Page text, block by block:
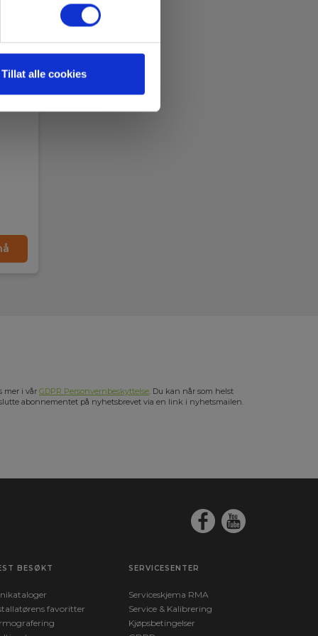
Tillat alle cookies
mer i vår GDPR Personvernbeskyttelse. Du kan når som helst
abonnementet på nyhetsbrevet via en link i nyhetsmailen.
BESØKT
favoritter
SERVICESENTER
Serviceskjema RMA
Service & Kalibrering
Kjøpsbetingelser